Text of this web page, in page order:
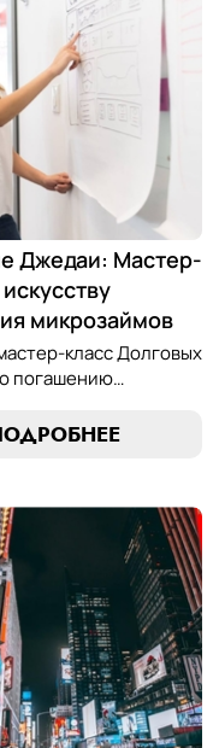
Джедаи: Мастер-
микрозаймов
класс Долговых
погашению
финансового
гармонии, следуя
стратегиям.